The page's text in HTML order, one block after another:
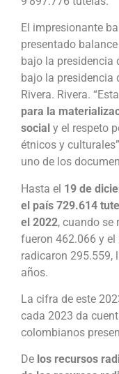
El impresionante
presentado
bajo la presidencia
bajo la presidencia
Rivera. Rivera.
para la
social y el respeto
étnicos y
uno de los
Hasta el 19 de
el país 729.614
el 2022, cuando se
fueron 462.066 y
radicaron 295.559,
años.
La cifra de este
cada 2023 da
colombianos
De los recursos